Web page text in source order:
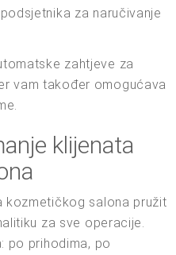
za naručivanje
zahtjeve za
vam također omogućava
klijenata
kozmetičkog salona pružit
za sve operacije.
po prihodima, po